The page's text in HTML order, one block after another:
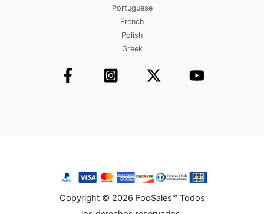
Portuguese
French
Polish
Greek
Copyright © 2026 FooSales™ Todos